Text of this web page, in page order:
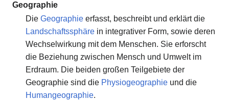
Geographie
Die Geographieerfasst, beschreibt und erklärt die
Landschaftssphärein integrativer Form, sowie deren
Wechselwirkung mit dem Menschen. Sie erforscht
die Beziehung zwischen Mensch und Umwelt im
Erdraum. Die beiden großen Teilgebiete der
Geographie sind die Physiogeographieund die
Humangeographie.